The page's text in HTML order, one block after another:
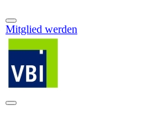
Mitglied werden